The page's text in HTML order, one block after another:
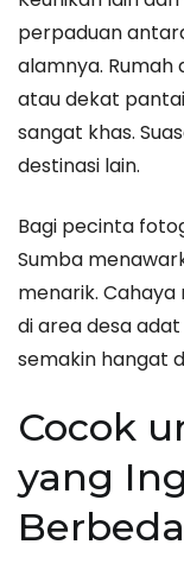
perpaduan
alamnya.
atau dekat
sangat khas.
destinasi lain.
Bagi pecinta
Sumba
menarik.
di area desa
semakin hangat
Cocok
yang
Berbeda